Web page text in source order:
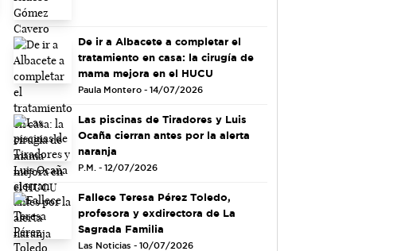
De ir a Albacete a completar el
tratamiento en casa: la cirugía de
mama mejora en el HUCU
Paula Montero - 14/07/2026
Las piscinas de Tiradores y Luis
Ocaña cierran antes por la alerta
naranja
P.M. - 12/07/2026
Fallece Teresa Pérez Toledo,
profesora y exdirectora de La
Sagrada Familia
Las Noticias - 10/07/2026